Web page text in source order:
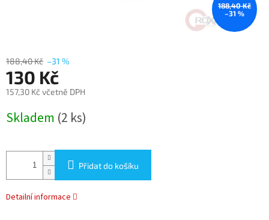
188,40 Kč
–31 %
188,40 Kč –31 %
130 Kč
157,30 Kč včetně DPH
cena:
Skladem (2 ks)
Přidat do košíku
Detailní informace